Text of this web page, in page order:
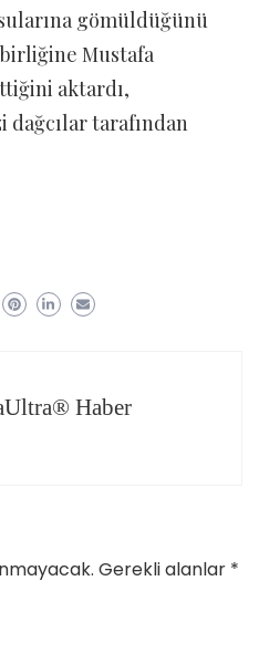
gömüldüğünü
Mustafa
aktardı,
tarafından
Haber
Gerekli alanlar *